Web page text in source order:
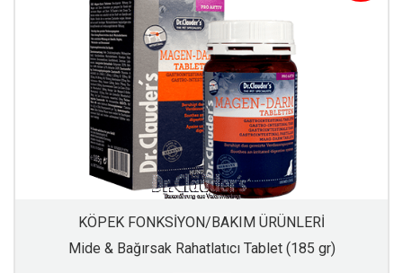
KÖPEK FONKSİYON/BAKIM ÜRÜNLERİ
Mide & Bağırsak Rahatlatıcı Tablet (185 gr)